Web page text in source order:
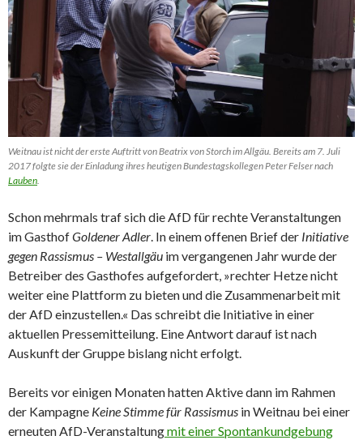
Weitnau ist nicht der erste Auftritt von Beatrix von Storch im Allgäu. Bereits am 7. Juli
2017 folgte sie der Einladung ihres heutigen Bundestagskollegen Peter Felser nach
Lauben.
Schon mehrmals traf sich die AfD für rechte Veranstaltungen
im GasthofGoldener Adler. In einem offenen Brief der Initiative
gegen Rassismus – Westallgäu im vergangenen Jahr wurde der
Betreiber des Gasthofes aufgefordert, »rechter Hetze nicht
weiter eine Plattform zu bieten und die Zusammenarbeit mit
der AfD einzustellen.« Das schreibt die Initiative in einer
aktuellen Pressemitteilung. Eine Antwort darauf ist nach
Auskunft der Gruppe bislang nicht erfolgt.
Bereits vor einigen Monaten hatten Aktive dann im Rahmen
der Kampagne Keine Stimme für Rassismus in Weitnau bei einer
erneuten AfD-Veranstaltungmit einer Spontankundgebung